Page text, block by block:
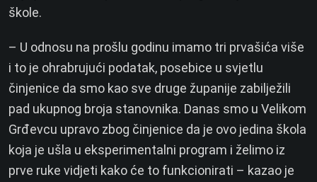
škole.
– U odnosu na prošlu godinu imamo tri prvašića više
i to je ohrabrujući podatak, posebice u svjetlu
činjenice da smo kao sve druge županije zabilježili
pad ukupnog broja stanovnika. Danas smo u Velikom
Grđevcu upravo zbog činjenice da je ovo jedina škola
koja je ušla u eksperimentalni program i želimo iz
prve ruke vidjeti kako će to funkcionirati – kazao je